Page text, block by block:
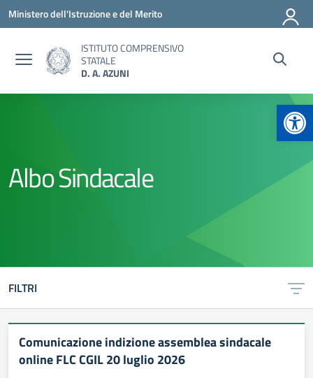
Vai ai contenuti
Vai al menu di navigazione
Vai al footer
Ministero dell'Istruzione e del Merito
ISTITUTO COMPRENSIVO
STATALE
D. A. AZUNI
Albo Sindacale
FILTRI
Comunicazione indizione assemblea sindacale
online FLC CGIL 20 luglio 2026